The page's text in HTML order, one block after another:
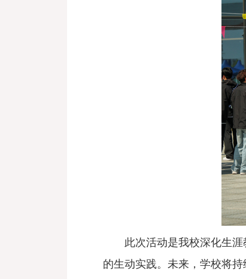
此次活动是我校深化生
的生动实践。未来，学校将